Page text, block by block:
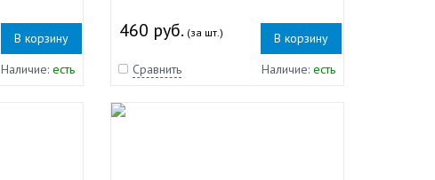
В корзину
Наличие:есть
460 руб. (за шт.)
В корзину
Сравнить
Наличие: есть